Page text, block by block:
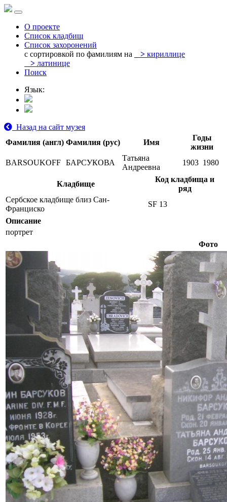
О проекте
Список кладбищ
Список захоронений
с сортировкой по фамилиям на
> кириллице
> латинице
Поиск
Язык:
Назад на сайт музея
Фамилия (англ) Фамилия (рус) Имя
Годы
жизни
BARSOUKOFF БАРСУКОВА
Татьяна
Андреевна
1903 1980
Кладбище
Код кладбища и
ряд
Сербское кладбище близ Сан-
Франциско
SF 13
Описание
портрет
Фото